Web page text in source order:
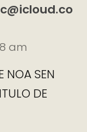
am
NOA SEN
DE